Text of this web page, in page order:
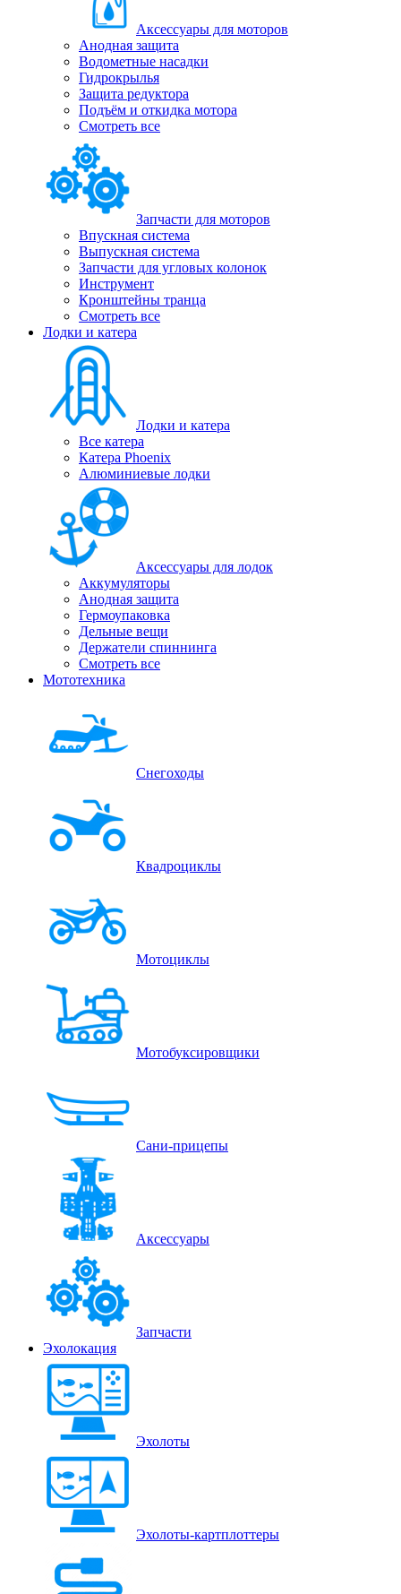
Аксессуары для моторов
Анодная защита
Водометные насадки
Гидрокрылья
Защита редуктора
Подъём и откидка мотора
Смотреть все
Запчасти для моторов
Впускная система
Выпускная система
Запчасти для угловых колонок
Инструмент
Кронштейны транца
Смотреть все
Лодки и катера
Лодки и катера
Все катера
Катера Phoenix
Алюминиевые лодки
Аксессуары для лодок
Аккумуляторы
Анодная защита
Гермоупаковка
Дельные вещи
Держатели спиннинга
Смотреть все
Мототехника
Снегоходы
Квадроциклы
Мотоциклы
Мотобуксировщики
Сани-прицепы
Аксессуары
Запчасти
Эхолокация
Эхолоты
Эхолоты-картплоттеры